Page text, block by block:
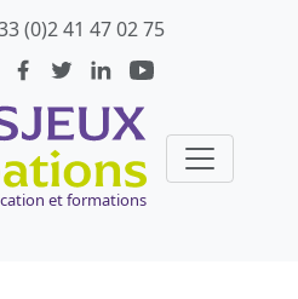
(0)2 41 47 02 75
et formations